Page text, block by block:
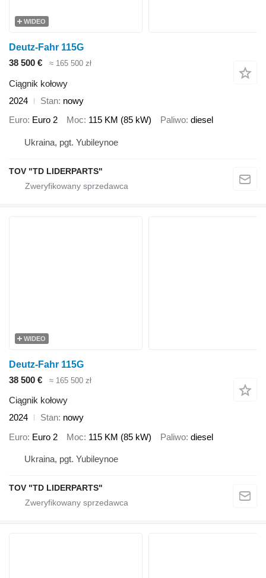
WIDEO
Deutz-Fahr 115G
38 500 €
≈ 165 500 zł
Ciągnik kołowy
2024
Stan nowy
Euro Euro 2 Moc 115 KM (85 kW) Paliwo diesel
Ukraina, pgt. Yubileynoe
TOV "TD LIDERPARTS"
WIDEO
Deutz-Fahr 115G
38 500 €
≈ 165 500 zł
Ciągnik kołowy
2024
Stan nowy
Euro Euro 2 Moc 115 KM (85 kW) Paliwo diesel
Ukraina, pgt. Yubileynoe
TOV "TD LIDERPARTS"